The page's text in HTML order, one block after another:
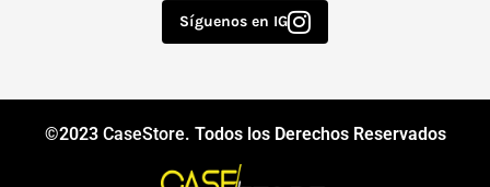
Síguenos en IG
©2023 CaseStore. Todos los Derechos Reservados